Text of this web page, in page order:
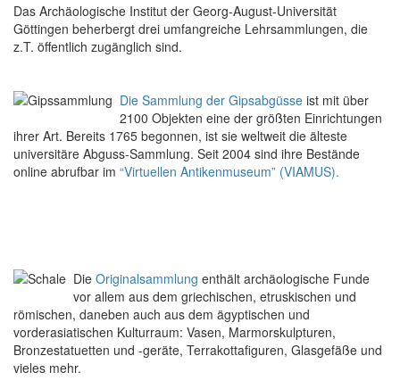
Das Archäologische Institut der Georg-August-Universität
Göttingen beherbergt drei umfangreiche Lehrsammlungen, die
z.T. öffentlich zugänglich sind.
Die Sammlung der Gipsabgüsse ist mit über
2100 Objekten eine der größten Einrichtungen
ihrer Art. Bereits 1765 begonnen, ist sie weltweit die älteste
universitäre Abguss-Sammlung. Seit 2004 sind ihre Bestände
online abrufbar im “Virtuellen Antikenmuseum” (VIAMUS).
Die Originalsammlung enthält archäologische Funde
vor allem aus dem griechischen, etruskischen und
römischen, daneben auch aus dem ägyptischen und
vorderasiatischen Kulturraum: Vasen, Marmorskulpturen,
Bronzestatuetten und -geräte, Terrakottafiguren, Glasgefäße und
vieles mehr.